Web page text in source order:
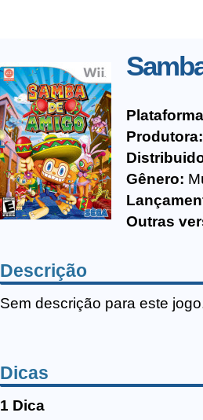
Produtora:
Gênero:
Outras
Descrição
Sem descrição para este
Dicas
1 Dica